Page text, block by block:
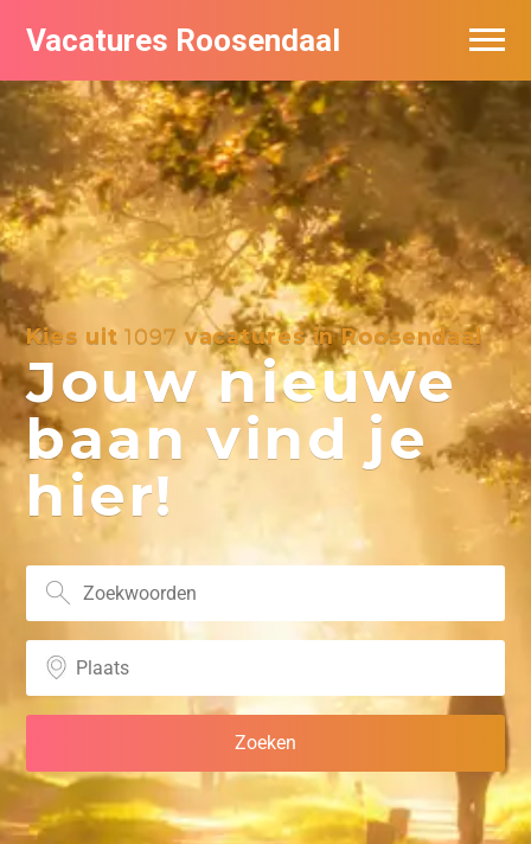
Vacatures Roosendaal
Kies uit1097vacatures in Roosendaal
Jouw nieuwe
baan vind je
hier!
Vacatures bij bedrijven
De populairste vacatures in Roosendaal